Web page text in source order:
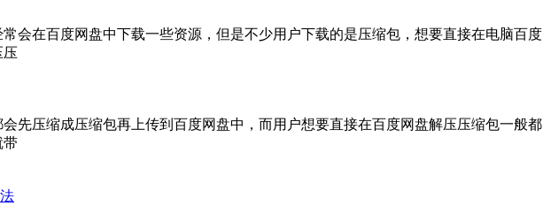
会在百度网盘中下载一些资源，但是不少用户下载的是压缩包，想要直接在电脑百度
压
先压缩成压缩包再上传到百度网盘中，而用户想要直接在百度网盘解压压缩包一般都
带